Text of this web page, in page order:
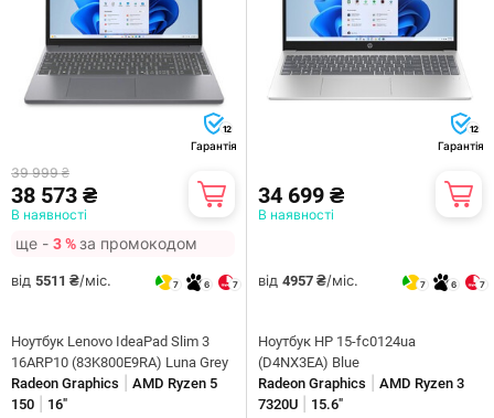
12
Гарантія
39 999 ₴
38 573 ₴
В наявності
ще - 3 %за промокодом
від 5511 ₴/міс. 7 6 7
Ноутбук Lenovo IdeaPad Slim 3
16ARP10 (83K800E9RA) Luna Grey
Radeon Graphics
AMD Ryzen 5
150
16"
12
Гарантія
34 699 ₴
В наявності
від 4957 ₴/міс. 7 6 7
Ноутбук HP 15-fc0124ua
(D4NX3EA) Blue
Radeon Graphics
AMD Ryzen 3
7320U
15.6"